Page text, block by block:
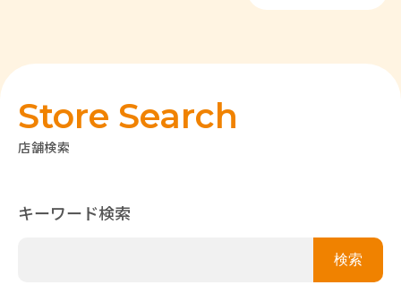
店舗検索
Store Search
キーワード検索